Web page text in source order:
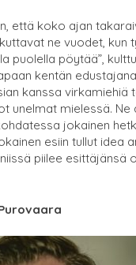
että koko ajan
ne vuodet, kun
puolella pöytää”,
kentän
kanssa virkamiehiä
unelmat mielessä.
jokainen
esiin tullut idea
piilee esittäjänsä